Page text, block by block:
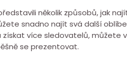
několik způsobů, jak
snadno najít svá další
získat více sledovatelů,
se prezentovat.